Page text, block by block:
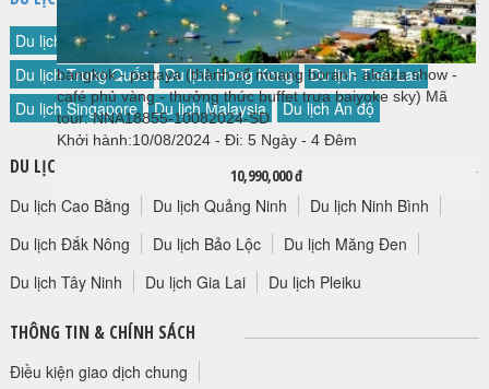
Khởi hành:20/08/2024
-Đi: 5 Ngày - 4 Đêm
10,990,000 đ
bangkok - pattaya (thành cổ muang boran - alcaza show -
café phủ vàng - thưởng thức buffet trưa baiyoke sky) Mã
tour: NNA18855-10082024-SD
Khởi hành:10/08/2024 -Đi: 5 Ngày - 4 Đêm
10,990,000 đ
Du lịch Đài Loan Du lịch Hàn Quốc
Du lịch Nhật Bản
Du lịch Trung Quốc
Du lịch Hong Kong
Du lịch Thái Lan
Du lịch Singapore
Du lịch Malaysia Du lịch Ấn độ
DU LỊCH TRONG NƯỚC
Du lịch Cao Bằng Du lịch Quảng Ninh
Du lịch Ninh Bình
Du lịch Đắk Nông
Du lịch Bảo Lộc
Du lịch Măng Đen
Du lịch Tây Ninh
Du lịch Gia Lai Du lịch Pleiku
THÔNG TIN & CHÍNH SÁCH
Điều kiện giao dịch chung